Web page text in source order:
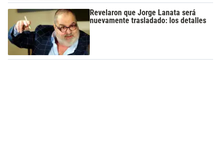
Revelaron que Jorge Lanata será
nuevamente trasladado: los detalles